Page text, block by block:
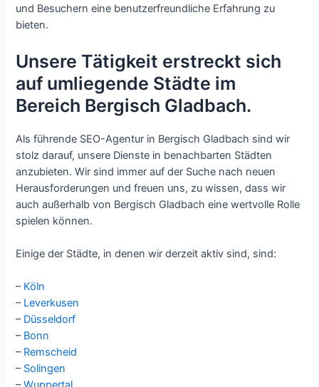
und Besuchern eine benutzerfreundliche Erfahrung zu
bieten.
Unsere Tätigkeit erstreckt sich
auf umliegende Städte im
Bereich Bergisch Gladbach.
Als führende SEO-Agentur in Bergisch Gladbach sind wir
stolz darauf, unsere Dienste in benachbarten Städten
anzubieten. Wir sind immer auf der Suche nach neuen
Herausforderungen und freuen uns, zu wissen, dass wir
auch außerhalb von Bergisch Gladbach eine wertvolle Rolle
spielen können.
Einige der Städte, in denen wir derzeit aktiv sind, sind:
– Köln
– Leverkusen
– Düsseldorf
– Bonn
– Remscheid
– Solingen